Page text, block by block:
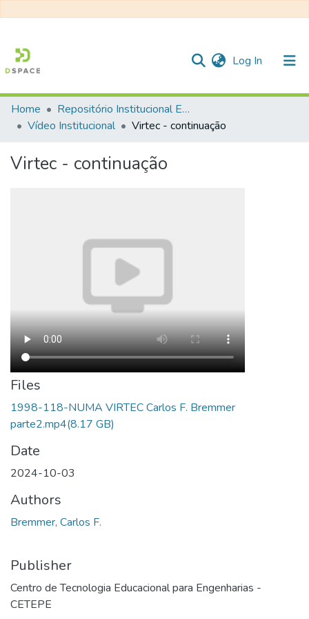
Log In (current)
Communities & Collections
Statistics
Home
Repositório Institucional EESC
Vídeo Institucional
Virtec - continuação
Virtec - continuação
Files
1998-118-NUMA VIRTEC Carlos F. Bremmer
parte2.mp4(8.17 GB)
Date
2024-10-03
Authors
Bremmer, Carlos F.
Publisher
Centro de Tecnologia Educacional para Engenharias -
CETEPE